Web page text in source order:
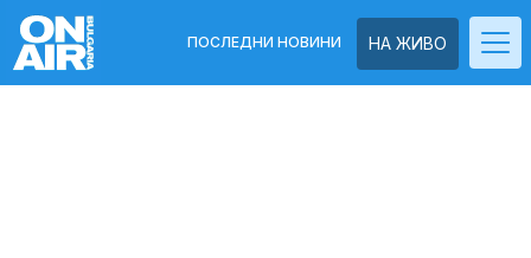
НА ЖИВО
ПОСЛЕДНИ НОВИНИ